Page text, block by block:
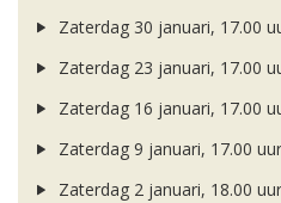
Zaterdag 30 januari, 17.00
Zaterdag 23 januari, 17.00
Zaterdag 16 januari, 17.00
Zaterdag 9 januari, 17.00 uur
Zaterdag 2 januari, 18.00 uur